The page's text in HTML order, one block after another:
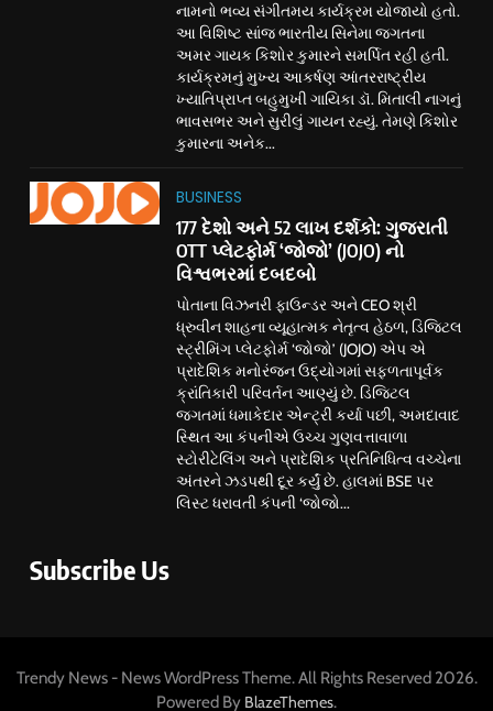
નામનો ભવ્ય સંગીતમય કાર્યક્રમ યોજાયો હતો.
આ વિશિષ્ટ સાંજ ભારતીય સિનેમા જગતના
અમર ગાયક કિશોર કુમારને સમર્પિત રહી હતી.
કાર્યક્રમનું મુખ્ય આકર્ષણ આંતરરાષ્ટ્રીય
ખ્યાતિપ્રાપ્ત બહુમુખી ગાયિકા ડૉ. મિતાલી નાગનું
ભાવસભર અને સુરીલું ગાયન રહ્યું. તેમણે કિશોર
કુમારના અનેક...
BUSINESS
177 દેશો અને 52 લાખ દર્શકો: ગુજરાતી
OTT પ્લેટફોર્મ ‘જોજો’ (JOJO) નો
વિશ્વભરમાં દબદબો
પોતાના વિઝનરી ફાઉન્ડર અને CEO શ્રી
ધ્રુવીન શાહના વ્યૂહાત્મક નેતૃત્વ હેઠળ, ડિજિટલ
સ્ટ્રીમિંગ પ્લેટફોર્મ ‘જોજો’ (JOJO) એપ એ
પ્રાદેશિક મનોરંજન ઉદ્યોગમાં સફળતાપૂર્વક
ક્રાંતિકારી પરિવર્તન આણ્યું છે. ડિજિટલ
જગતમાં ધમાકેદાર એન્ટ્રી કર્યા પછી, અમદાવાદ
સ્થિત આ કંપનીએ ઉચ્ચ ગુણવત્તાવાળા
સ્ટોરીટેલિંગ અને પ્રાદેશિક પ્રતિનિધિત્વ વચ્ચેના
અંતરને ઝડપથી દૂર કર્યું છે. હાલમાં BSE પર
લિસ્ટ ધરાવતી કંપની ‘જોજો...
Subscribe Us
Trendy News - News WordPress Theme. All Rights Reserved 2026.
Powered By BlazeThemes.